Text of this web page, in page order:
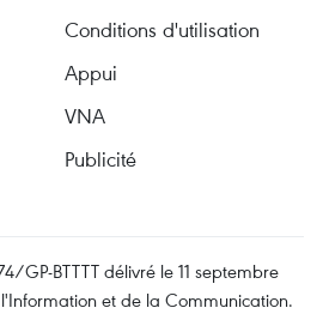
Conditions d'utilisation
Appui
VNA
Publicité
GP-BTTTT délivré le 11 septembre
et de la Communication.